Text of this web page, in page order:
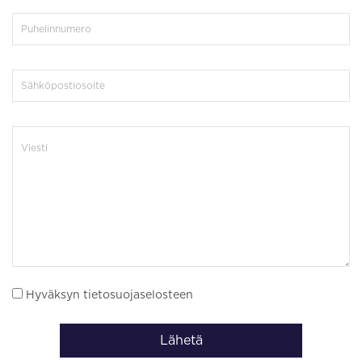
Hyväksyn tietosuojaselosteen
Lähetä